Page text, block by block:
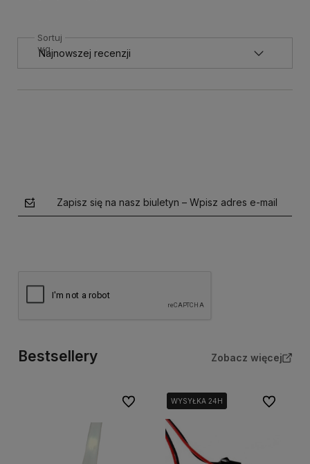
Sortuj
wg
Zapisz się na nasz biuletyn – Wpisz adres e-mail
polityce prywatności
Bestsellery Zobacz więcej
Do ulubionychWYSYŁKA 24H
WYSYŁKA 24H Do